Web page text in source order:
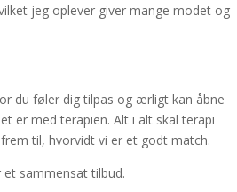
jeg oplever giver mange modet og
du føler dig tilpas og ærligt kan åbne
er med terapien. Alt i alt skal terapi
til, hvorvidt vi er et godt match.
sammensat tilbud.